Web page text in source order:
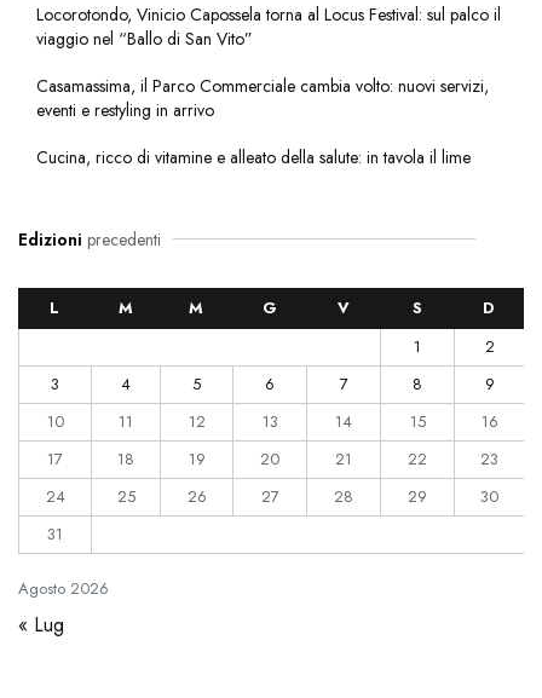
Locorotondo, Vinicio Capossela torna al Locus Festival: sul palco il
viaggio nel “Ballo di San Vito”
Casamassima, il Parco Commerciale cambia volto: nuovi servizi,
eventi e restyling in arrivo
Cucina, ricco di vitamine e alleato della salute: in tavola il lime
Edizioni precedenti
Agosto 2026
L M M G V S
D
1
2
3
4 5 6 7 8
9
10
11 12 13 14 15
16
17
18 19 20 21 22
23
24
25 26 27 28 29
30
31
« Lug